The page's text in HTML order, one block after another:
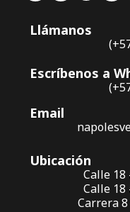
Llámanos
Escríbenos a
Email
Ubicación
Calle 18
Calle 18
Carrera 8